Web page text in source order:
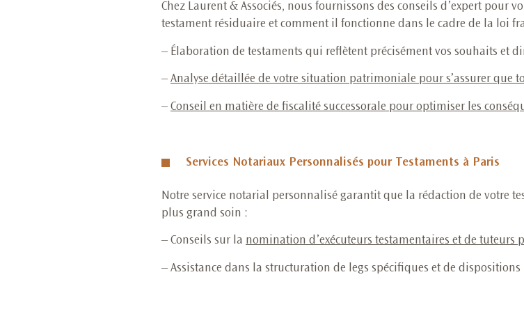
Chez Laurent & Associés, nous fournissons des conseils d’expert pour
testament résiduaire et comment il fonctionne dans le cadre de la loi
– Élaboration de testaments qui reflètent précisément vos souhaits et
– Analyse détaillée de votre situation patrimoniale pour s’assurer que
– Conseil en matière de fiscalité successorale pour optimiser les
Services Notariaux Personnalisés pour Testaments à Paris
Notre service notarial personnalisé garantit que la rédaction de votre
plus grand soin :
– Conseils sur la nomination d’exécuteurs testamentaires et de tuteurs
– Assistance dans la structuration de legs spécifiques et de dispositions